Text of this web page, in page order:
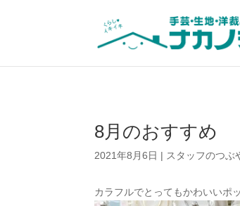
8月のおすすめ
2021年8月6日 | スタッフのつぶ
カラフルでとってもかわいいポ